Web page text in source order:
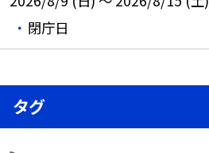
閉庁日
タグ